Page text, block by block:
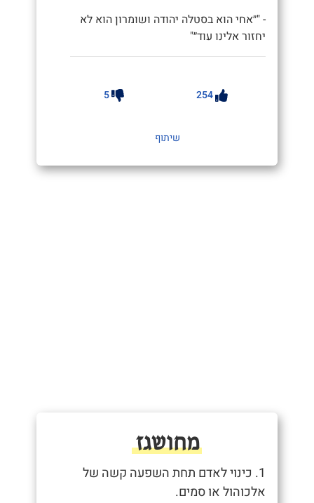
- "״אחי הוא בסטלה יהודה ושומרון הוא לא
יחזור אלינו עוד״"
254
5
שיתוף
מחושגז
1. כינוי לאדם תחת השפעה קשה של
אלכוהול או סמים.